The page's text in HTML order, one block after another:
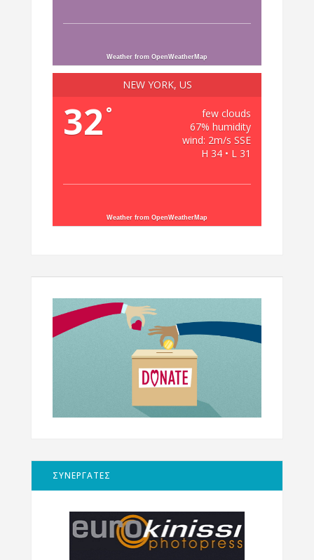
Weather from OpenWeatherMap
NEW YORK, US
32 °
few clouds
67% humidity
wind: 2m/s SSE
H 34 • L 31
Weather from OpenWeatherMap
ΣΥΝΕΡΓΑΤΕΣ